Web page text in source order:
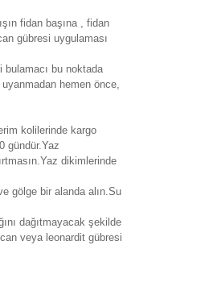
fidan başına , fidan
gübresi uygulaması
bulamacı bu noktada
hemen önce,
kolilerinde kargo
gündür.Yaz
dikimlerinde
gölge bir alanda alın.Su
dağıtmayacak şekilde
veya leonardit gübresi